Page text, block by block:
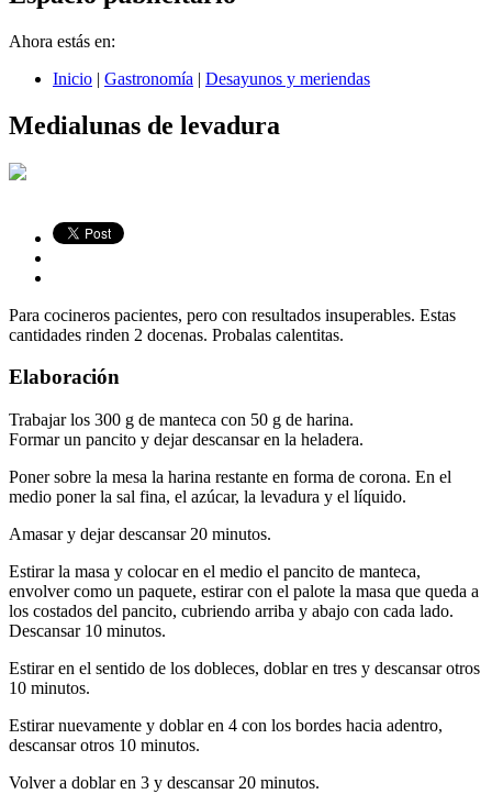
Ahora estás en:
Inicio | Gastronomía | Desayunos y meriendas
Medialunas de levadura
Para cocineros pacientes, pero con resultados insuperables. Estas
cantidades rinden 2 docenas. Probalas calentitas.
Elaboración
Trabajar los 300 g de manteca con 50 g de harina.
Formar un pancito y dejar descansar en la heladera.
Poner sobre la mesa la harina restante en forma de corona. En el
medio poner la sal fina, el azúcar, la levadura y el líquido.
Amasar y dejar descansar 20 minutos.
Estirar la masa y colocar en el medio el pancito de manteca,
envolver como un paquete, estirar con el palote la masa que queda a
los costados del pancito, cubriendo arriba y abajo con cada lado.
Descansar 10 minutos.
Estirar en el sentido de los dobleces, doblar en tres y descansar otros
10 minutos.
Estirar nuevamente y doblar en 4 con los bordes hacia adentro,
descansar otros 10 minutos.
Volver a doblar en 3 y descansar 20 minutos.